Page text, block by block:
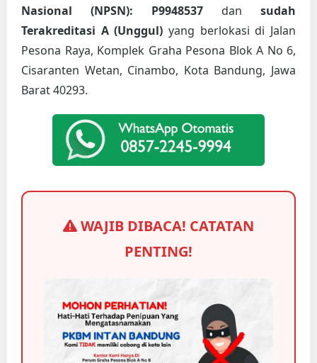
Nasional (NPSN): P9948537 dan sudah
Terakreditasi A (Unggul) yang berlokasi di Jalan
Pesona Raya, Komplek Graha Pesona Blok A No 6,
Cisaranten Wetan, Cinambo, Kota Bandung, Jawa
Barat 40293.
WAJIB DIBACA! CATATAN
PENTING!